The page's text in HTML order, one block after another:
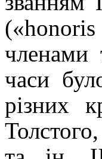
членами
часи
різних